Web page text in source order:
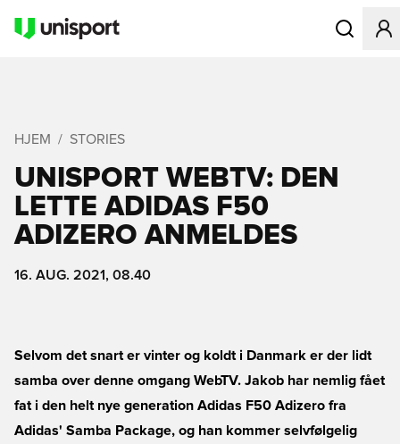
Åbner en
HJEM STORIES
UNISPORT WEBTV: DEN
LETTE ADIDAS F50
ADIZERO ANMELDES
16. AUG. 2021, 08.40
Selvom det snart er vinter og koldt i Danmark er der lidt
samba over denne omgang WebTV. Jakob har nemlig fået
fat i den helt nye generation Adidas F50 Adizero fra
Adidas' Samba Package, og han kommer selvfølgelig